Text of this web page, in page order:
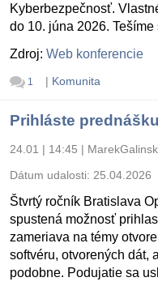
Kyberbezpečnosť.
do 10. júna 2026.
Zdroj: Web konferencie
1 | Komunita
Prihláste
24.01 | 14:45 |
Dátum udalosti: 25.04.2026
Štvrtý ročník Bratislava
spustená možnosť
zameriava na témy
softvéru, otvorených dát,
podobne. Podujatie sa